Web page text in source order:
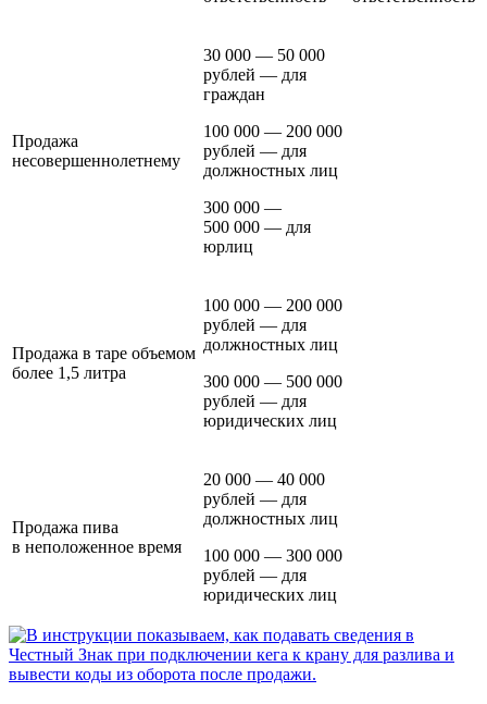
Продажа
несовершеннолетнему
30 000 — 50 000
рублей — для
граждан
100 000 — 200 000
рублей — для
должностных лиц
300 000 —
500 000 — для
юрлиц
Продажа в таре объемом
более 1,5 литра
100 000 — 200 000
рублей — для
должностных лиц
300 000 — 500 000
рублей — для
юридических лиц
Продажа пива
в неположенное время
20 000 — 40 000
рублей — для
должностных лиц
100 000 — 300 000
рублей — для
юридических лиц